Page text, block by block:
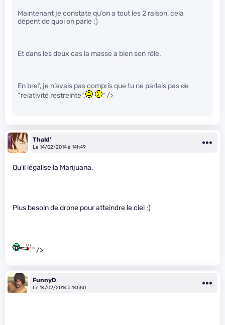
Maintenant je constate qu’on a tout les 2 raison, cela
dépent de quoi on parle ;)
Et dans les deux cas la masse a bien son rôle.
En bref, je n’avais pas compris que tu ne parlais pas de
“relativité restreinte”.
" />
Thald'
Le 14/02/2014 à 14h49
Qu’il légalise la Marijuana.
Plus besoin de drone pour atteindre le ciel ;)
" />
FunnyD
Le 14/02/2014 à 14h50